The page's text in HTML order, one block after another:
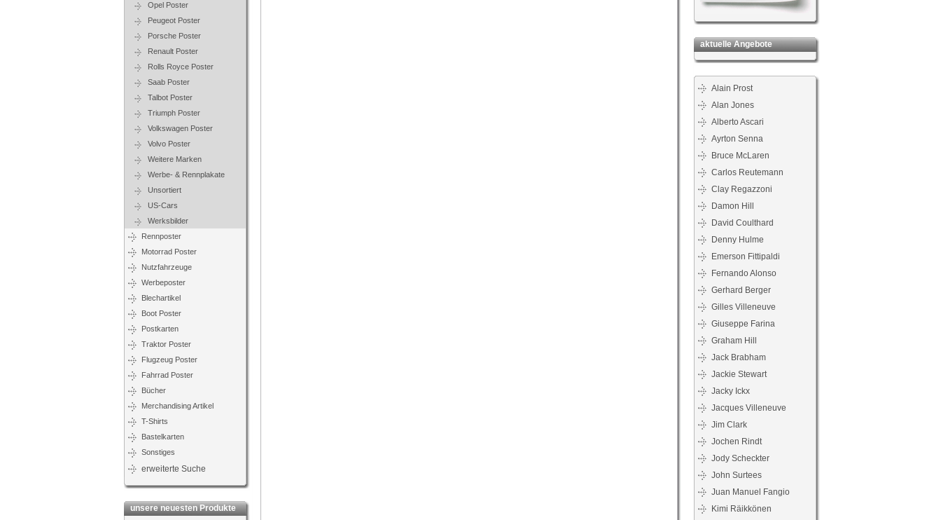
Opel Poster
Peugeot Poster
Porsche Poster
Renault Poster
Rolls Royce Poster
Saab Poster
Talbot Poster
Triumph Poster
Volkswagen Poster
Volvo Poster
Weitere Marken
Werbe- & Rennplakate
Unsortiert
US-Cars
Werksbilder
Rennposter
Motorrad Poster
Nutzfahrzeuge
Werbeposter
Blechartikel
Boot Poster
Postkarten
Traktor Poster
Flugzeug Poster
Fahrrad Poster
Bücher
Merchandising Artikel
T-Shirts
Bastelkarten
Sonstiges
erweiterte Suche
unsere neuesten Produkte
aktuelle Angebote
Alain Prost
Alan Jones
Alberto Ascari
Ayrton Senna
Bruce McLaren
Carlos Reutemann
Clay Regazzoni
Damon Hill
David Coulthard
Denny Hulme
Emerson Fittipaldi
Fernando Alonso
Gerhard Berger
Gilles Villeneuve
Giuseppe Farina
Graham Hill
Jack Brabham
Jackie Stewart
Jacky Ickx
Jacques Villeneuve
Jim Clark
Jochen Rindt
Jody Scheckter
John Surtees
Juan Manuel Fangio
Kimi Räikkönen